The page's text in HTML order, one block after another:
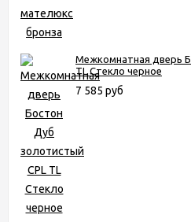
Межкомнатная дверь
TL Стекло черное
7 585 руб